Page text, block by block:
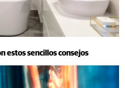
estos sencillos consejos